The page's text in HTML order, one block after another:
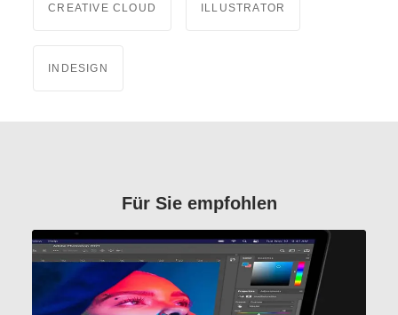
CREATIVE CLOUD ILLUSTRATOR
INDESIGN
Für Sie empfohlen